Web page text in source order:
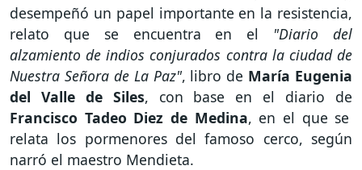
desempeñó un papel importante en la resistencia,
relato que se encuentra en el "Diario del
alzamiento de indios conjurados contra la ciudad de
Nuestra Señora de La Paz", libro de María Eugenia
del Valle de Siles, con base en el diario de
Francisco Tadeo Diez de Medina, en el que se
relata los pormenores del famoso cerco, según
narró el maestro Mendieta.